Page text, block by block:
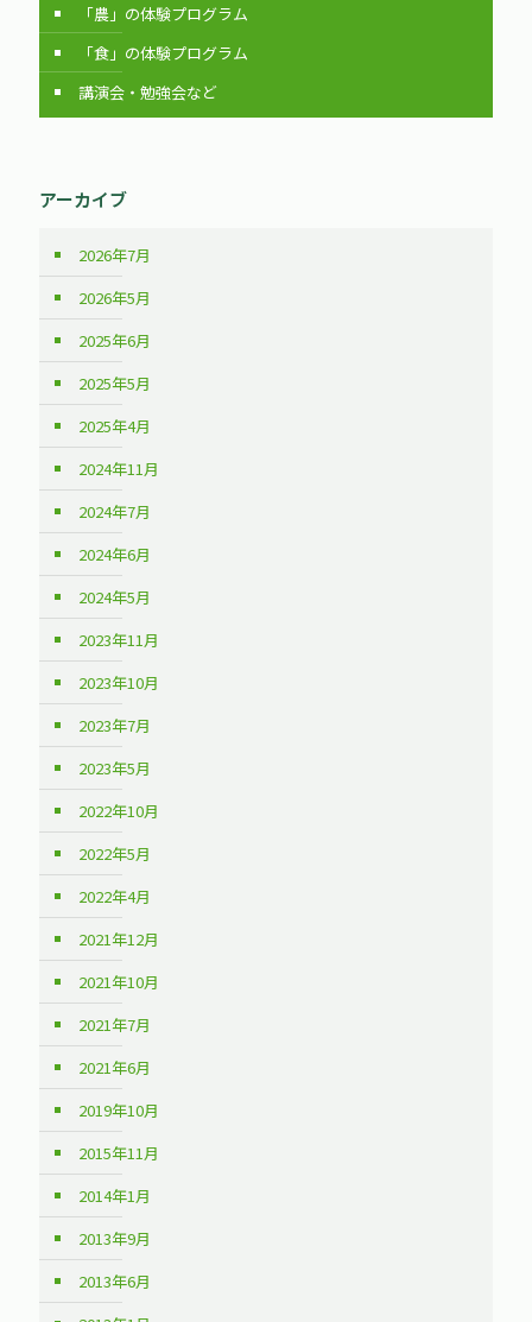
「農」の体験プログラム
「食」の体験プログラム
講演会・勉強会など
アーカイブ
2026年7月
2026年5月
2025年6月
2025年5月
2025年4月
2024年11月
2024年7月
2024年6月
2024年5月
2023年11月
2023年10月
2023年7月
2023年5月
2022年10月
2022年5月
2022年4月
2021年12月
2021年10月
2021年7月
2021年6月
2019年10月
2015年11月
2014年1月
2013年9月
2013年6月